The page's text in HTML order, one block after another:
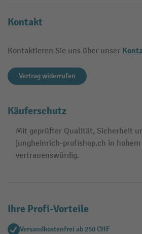
Kontakt
Kontaktieren Sie uns über unser
Vertrag widerrufen
Käuferschutz
Mit geprüfter Qualität, Sicherheit
jungheinrich-profishop.ch in hohem
vertrauenswürdig.
Ihre Profi-Vorteile
Versandkostenfrei ab 250 CHF